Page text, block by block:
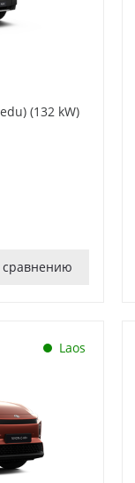
(132 kW)
сравнению
Laos